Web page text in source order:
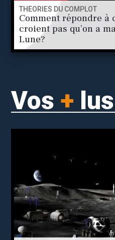
THÉORIES DU COMPLOT
Comment répondre à
croient pas qu’on a
Lune?
Vos +